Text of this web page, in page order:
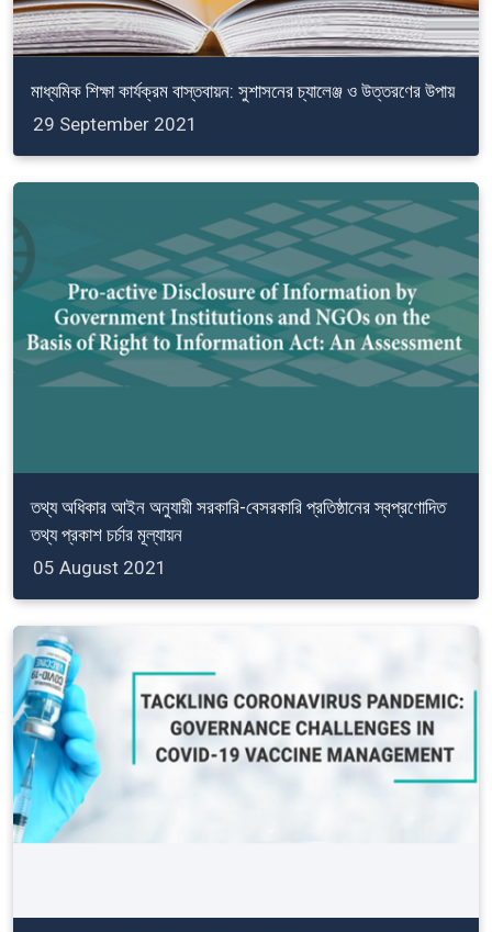
মাধ্যমিক শিক্ষা কার্যক্রম বাস্তবায়ন: সুশাসনের চ্যালেঞ্জ ও উত্তরণের উপায়
29 September 2021
তথ্য অধিকার আইন অনুযায়ী সরকারি-বেসরকারি প্রতিষ্ঠানের স্বপ্রণোদিত
তথ্য প্রকাশ চর্চার মূল্যায়ন
05 August 2021